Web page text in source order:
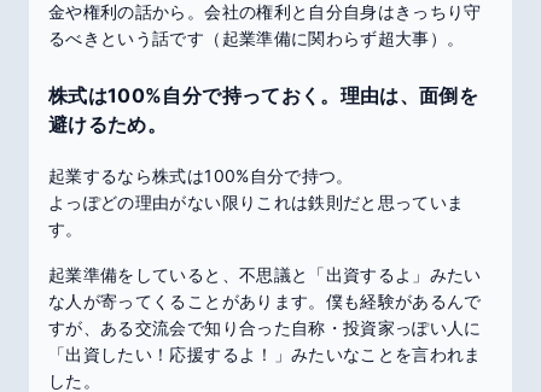
金や権利の話から。会社の権利と自分自身はきっちり守
るべきという話です（起業準備に関わらず超大事）。
株式は100%自分で持っておく。理由は、面倒を
避けるため。
起業するなら株式は100%自分で持つ。
よっぽどの理由がない限りこれは鉄則だと思っていま
す。
起業準備をしていると、不思議と「出資するよ」みたい
な人が寄ってくることがあります。僕も経験があるんで
すが、ある交流会で知り合った自称・投資家っぽい人に
「出資したい！応援するよ！」みたいなことを言われま
した。